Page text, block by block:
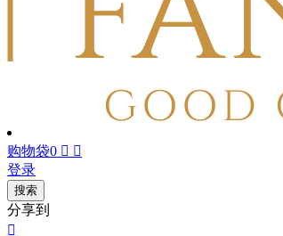
购物袋0  
登录
搜索
分享到
